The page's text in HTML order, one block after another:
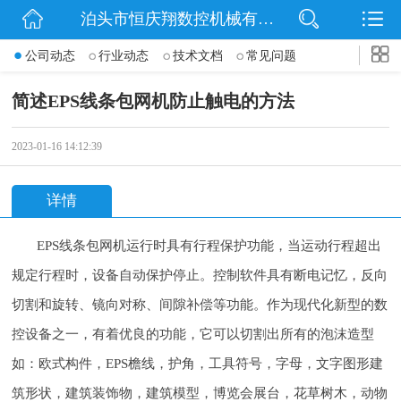
网站首页
动态
泊头市恒庆翔数控机械有限公司
公司动态 行业动态 技术文档 常见问题
简述EPS线条包网机防止触电的方法
2023-01-16 14:12:39
详情
EPS线条包网机运行时具有行程保护功能，当运动行程超出
规定行程时，设备自动保护停止。控制软件具有断电记忆，反向
切割和旋转、镜向对称、间隙补偿等功能。作为现代化新型的数
控设备之一，有着优良的功能，它可以切割出所有的泡沫造型
如：欧式构件，EPS檐线，护角，工具符号，字母，文字图形建
筑形状，建筑装饰物，建筑模型，博览会展台，花草树木，动物